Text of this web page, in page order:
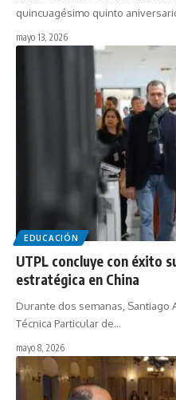
quincuagésimo quinto
mayo 13, 2026
EDUCACIÓN
UTPL concluye con éxito
estratégica en China
Durante dos semanas, Santiago
Técnica Particular de…
mayo 8, 2026